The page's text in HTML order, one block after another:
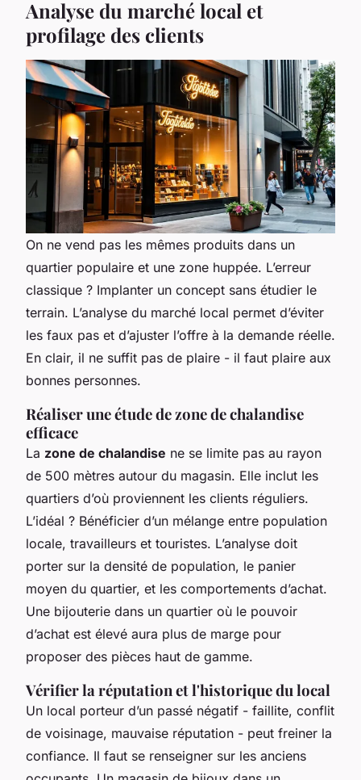
Analyse du marché local et
profilage des clients
On ne vend pas les mêmes produits dans un
quartier populaire et une zone huppée. L’erreur
classique ? Implanter un concept sans étudier le
terrain. L’analyse du marché local permet d’éviter
les faux pas et d’ajuster l’offre à la demande réelle.
En clair, il ne suffit pas de plaire - il faut plaire aux
bonnes personnes.
Réaliser une étude de zone de chalandise
efficace
La zone de chalandise ne se limite pas au rayon
de 500 mètres autour du magasin. Elle inclut les
quartiers d’où proviennent les clients réguliers.
L’idéal ? Bénéficier d’un mélange entre population
locale, travailleurs et touristes. L’analyse doit
porter sur la densité de population, le panier
moyen du quartier, et les comportements d’achat.
Une bijouterie dans un quartier où le pouvoir
d’achat est élevé aura plus de marge pour
proposer des pièces haut de gamme.
Vérifier la réputation et l'historique du local
Un local porteur d’un passé négatif - faillite, conflit
de voisinage, mauvaise réputation - peut freiner la
confiance. Il faut se renseigner sur les anciens